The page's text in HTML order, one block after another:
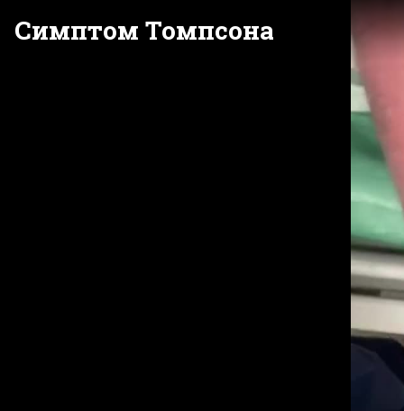
Симптом Томпсона